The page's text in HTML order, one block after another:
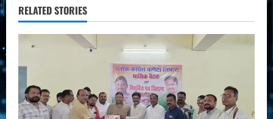
u
e
R
e
RELATED STORIES